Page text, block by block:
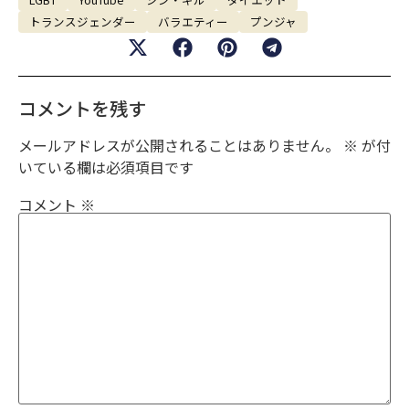
トランスジェンダー
バラエティー プンジャ
コメントを残す
メールアドレスが公開されることはありません。 ※ が付
いている欄は必須項目です
コメント ※